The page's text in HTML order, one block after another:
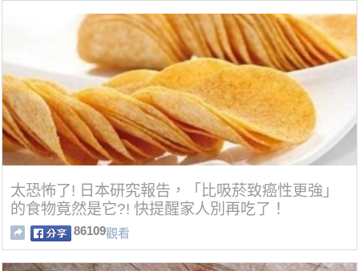
太恐怖了! 日本研究報告，「比吸菸致癌性更強」
的食物竟然是它?! 快提醒家人別再吃了！
86109觀看